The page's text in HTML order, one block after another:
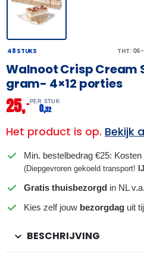
48 STUKS THT:
Walnoot Crisp Cream
gram- 4×12 porties
25,– PER STUK
0,52
Het product is op. Bekijk
Min. bestelbedrag €25:
(Diepgevroren gekoeld transport!
Gratis thuisbezorgd in NL
Kies zelf jouw bezorgdag uit
BESCHRIJVING